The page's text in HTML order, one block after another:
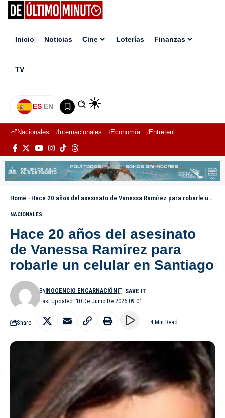
Inicio Noticias Cine Loterías Finanzas
TV
ES|EN
Nacionales Internacionales Economía Entretenimiento
Home - Hace 20 años del asesinato de Vanessa Ramírez para robarle un celular en Santiago
NACIONALES
Hace 20 años del asesinato
de Vanessa Ramírez para
robarle un celular en Santiago
Last Updated: 10 De Junio De 2026 09:01
ByINOCENCIO ENCARNACIÓN
Share 4 Min Read